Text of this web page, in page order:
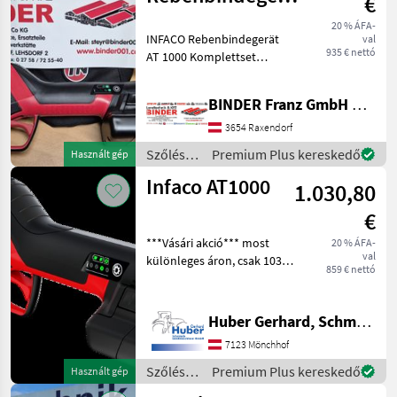
Használt gép
Winteraktion
20 % ÁFA-
val
935 € nettó
INFACO Rebenbindegerät
AT 1000 Komplettset
Werkzeuggürtel,
Bedienungsanleitung,
Schmieröl, Schneidezange
und
BINDER Franz GmbH & CoKG
3654 Raxendorf
Szőlészeti
gépek /
Infaco
Premium Plus kereskedő
Használt gép
Infaco AT1000
1.030,80
€
20 % ÁFA-
val
859 € nettó
***Vásári akció*** most
különleges áron, csak 1032,
eszköz Az INFACO AT1000
modell egy megbízható,
gyorsan műkö
Huber Gerhard, Schmiede und Landmaschinen GmbH.
7123 Mönchhof
Szőlészeti
gépek /
Premium Plus kereskedő